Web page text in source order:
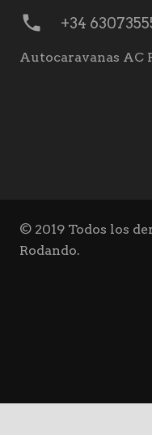
phone +34
Autocaravanas AC
© 2019 Todos los
Rodando.